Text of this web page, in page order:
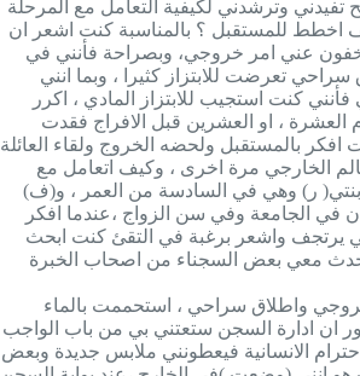
وترشدني لكيفية التعامل مع المرحلة
اخطط للمستقبل ؟ بالمناسبة كنت اشعر ان
عني امر خروجي، وبصراحة فأنني في
تعرضت للابتزاز كثيرا ، وبما انني
كنت استجيب للابتزاز المادي ، اكرر
العشرة ، او العشرين قبل الافراج فقدت
افكر بالمستقبل ولحضه الخروج ولقاء العائلة
الخارجي مرة اخرى ، وكيف اتعامل مع
ر) وهي في السادسة من العمر ، و(ف)
في الجامعة وفي سن الزواج ،عندما افكر
يرتجف واشعر برغبة في التقئ كنت ابحث
معي بعض السجناء من اصحاب الخبرة
واطلاق سراحي ، استحممت بالماء
ان ادارة السجن ستعتني بي من باب الواجب
احترام الانسانية فيعطونني ملابس جديدة وبعض